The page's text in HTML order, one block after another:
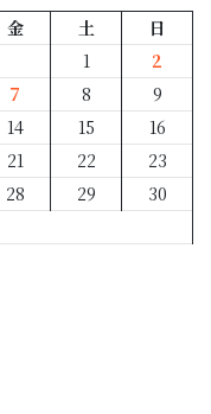
金 土
日
1
2
7 8
9
14 15
16
21 22
23
28 29
30